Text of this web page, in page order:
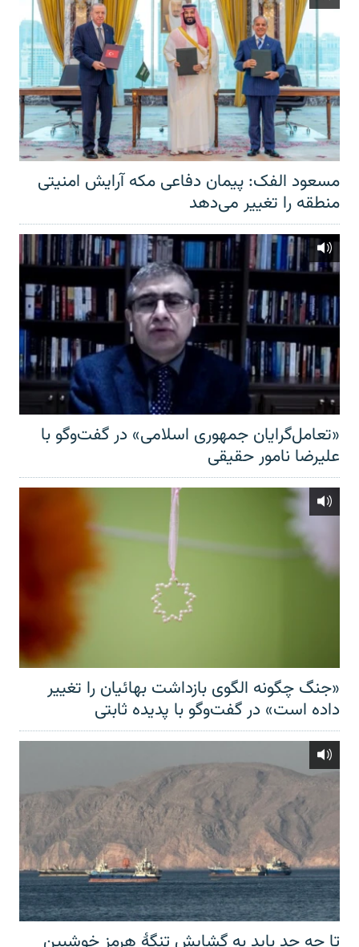
مسعود الفک: پیمان دفاعی مکه آرایش امنیتی
منطقه را تغییر می‌دهد
«تعامل‌گرایان جمهوری اسلامی» در گفت‌وگو با
علیرضا نامور حقیقی
«جنگ چگونه الگوی بازداشت بهائیان را تغییر
داده است» در گفت‌وگو با پدیده ثابتی